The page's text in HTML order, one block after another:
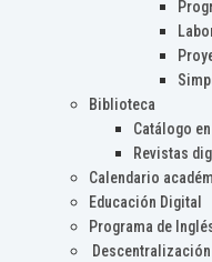
Biblioteca
Catálogo
Revistas
Calendario
Educación Digital
Programa de